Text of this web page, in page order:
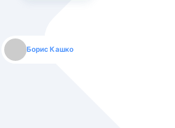
Борис Кашко
Юлия Изоитко
Александр Кулагин
Даниил Макаров
Екатерина Лазаренко